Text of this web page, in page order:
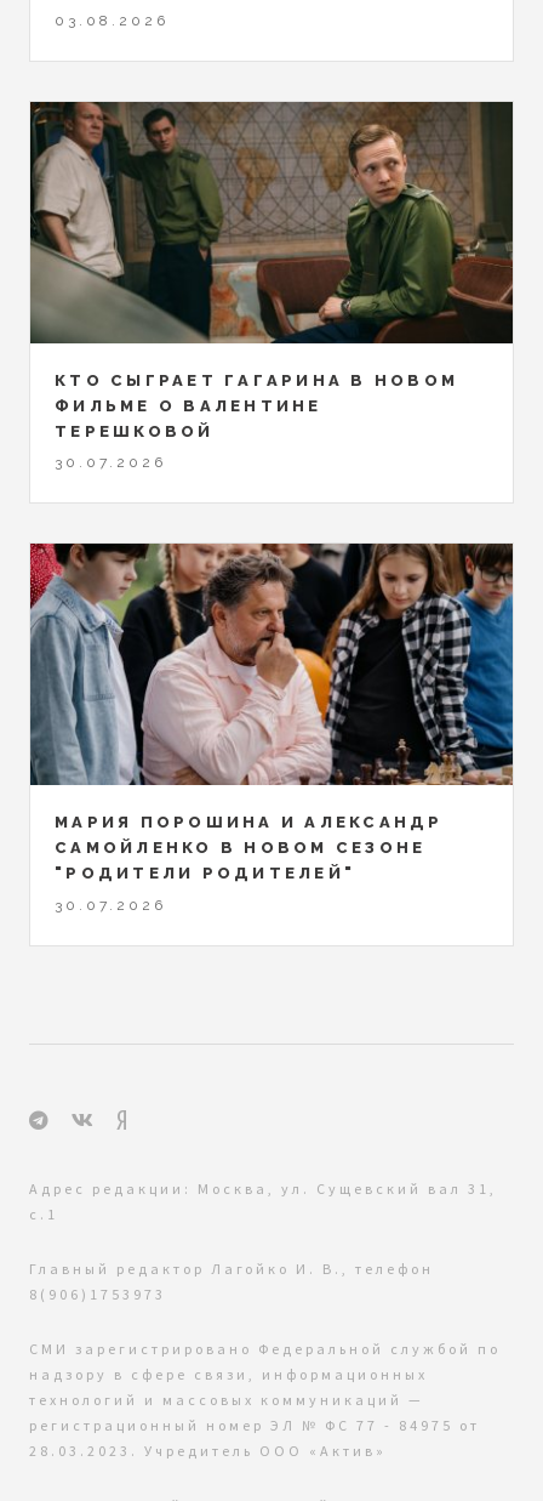
03.08.2026
КТО СЫГРАЕТ ГАГАРИНА В НОВОМ
ФИЛЬМЕ О ВАЛЕНТИНЕ
ТЕРЕШКОВОЙ
30.07.2026
МАРИЯ ПОРОШИНА И АЛЕКСАНДР
САМОЙЛЕНКО В НОВОМ СЕЗОНЕ
"РОДИТЕЛИ РОДИТЕЛЕЙ"
30.07.2026
Адрес редакции: Москва, ул. Сущевский вал 31,
с.1
Главный редактор Лагойко И. В., телефон
8(906)1753973
СМИ зарегистрировано Федеральной службой по
надзору в сфере связи, информационных
технологий и массовых коммуникаций —
регистрационный номер ЭЛ № ФС 77 - 84975 от
28.03.2023. Учредитель ООО «Актив»